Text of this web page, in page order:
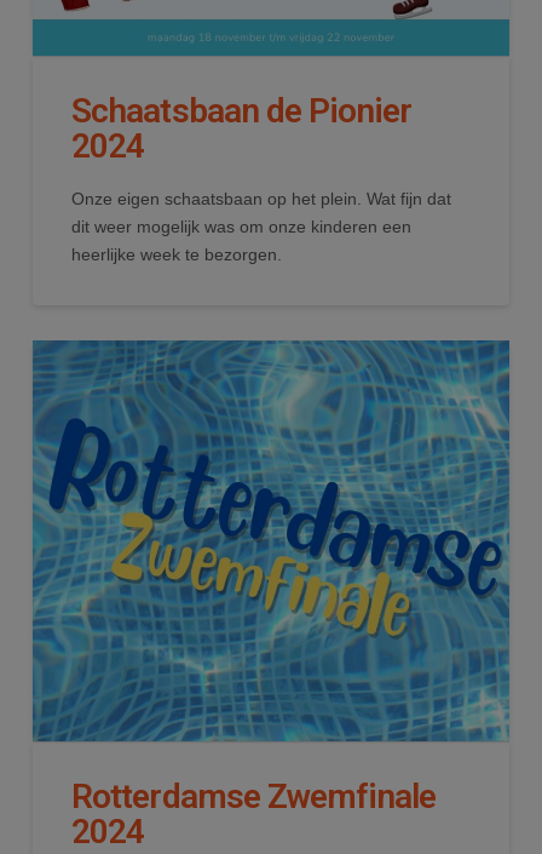
Schaatsbaan de Pionier
2024
Onze eigen schaatsbaan op het plein. Wat fijn dat
dit weer mogelijk was om onze kinderen een
heerlijke week te bezorgen.
Rotterdamse Zwemfinale
2024